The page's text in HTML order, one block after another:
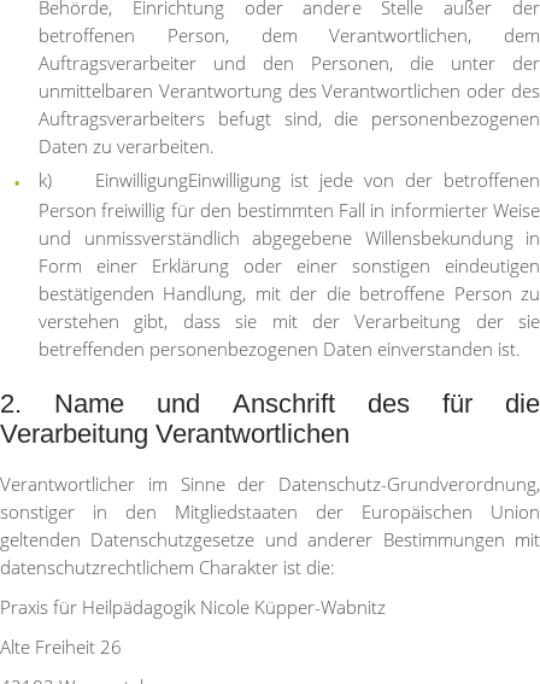
Behörde, Einrichtung oder andere Stelle außer der
betroffenen Person, dem Verantwortlichen, dem
Auftragsverarbeiter und den Personen, die unter der
unmittelbaren Verantwortung des Verantwortlichen oder des
Auftragsverarbeiters befugt sind, die personenbezogenen
Daten zu verarbeiten.
k) EinwilligungEinwilligung ist jede von der betroffenen
Person freiwillig für den bestimmten Fall in informierter Weise
und unmissverständlich abgegebene Willensbekundung in
Form einer Erklärung oder einer sonstigen eindeutigen
bestätigenden Handlung, mit der die betroffene Person zu
verstehen gibt, dass sie mit der Verarbeitung der sie
betreffenden personenbezogenen Daten einverstanden ist.
2. Name und Anschrift des für die
Verarbeitung Verantwortlichen
Verantwortlicher im Sinne der Datenschutz-Grundverordnung,
sonstiger in den Mitgliedstaaten der Europäischen Union
geltenden Datenschutzgesetze und anderer Bestimmungen mit
datenschutzrechtlichem Charakter ist die:
Praxis für Heilpädagogik Nicole Küpper-Wabnitz
Alte Freiheit 26